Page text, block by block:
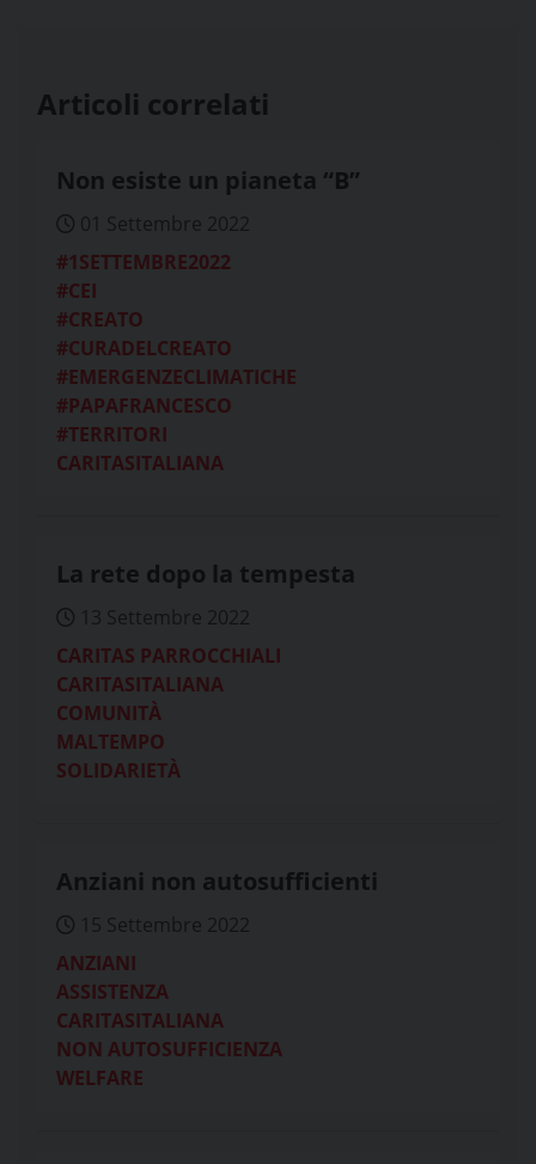
Articoli correlati
Non esiste un pianeta “B”
01 Settembre 2022
#1SETTEMBRE2022
#CEI
#CREATO
#CURADELCREATO
#EMERGENZECLIMATICHE
#PAPAFRANCESCO
#TERRITORI
CARITASITALIANA
La rete dopo la tempesta
13 Settembre 2022
CARITAS PARROCCHIALI
CARITASITALIANA
COMUNITÀ
MALTEMPO
SOLIDARIETÀ
Anziani non autosufficienti
15 Settembre 2022
ANZIANI
ASSISTENZA
CARITASITALIANA
NON AUTOSUFFICIENZA
WELFARE